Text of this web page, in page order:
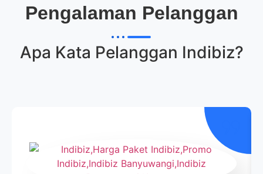
Pengalaman Pelanggan
Apa Kata Pelanggan Indibiz?